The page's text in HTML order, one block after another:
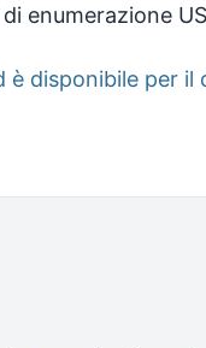
enumerazione
è disponibile per il